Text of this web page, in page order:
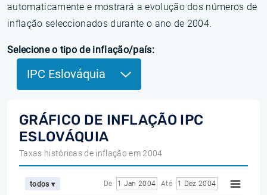
automaticamente e mostrará a evolução dos números de
inflação seleccionados durante o ano de 2004.
Selecione o tipo de inflação/país:
IPC Eslováquia
GRÁFICO DE INFLAÇÃO IPC
ESLOVÁQUIA
Taxas históricas de inflação em 2004
todos ▾ De 1 Jan 2004 Até 1 Dez 2004